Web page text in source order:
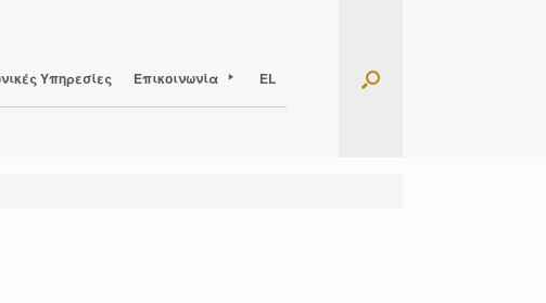
Υπηρεσίες Επικοινωνία EL